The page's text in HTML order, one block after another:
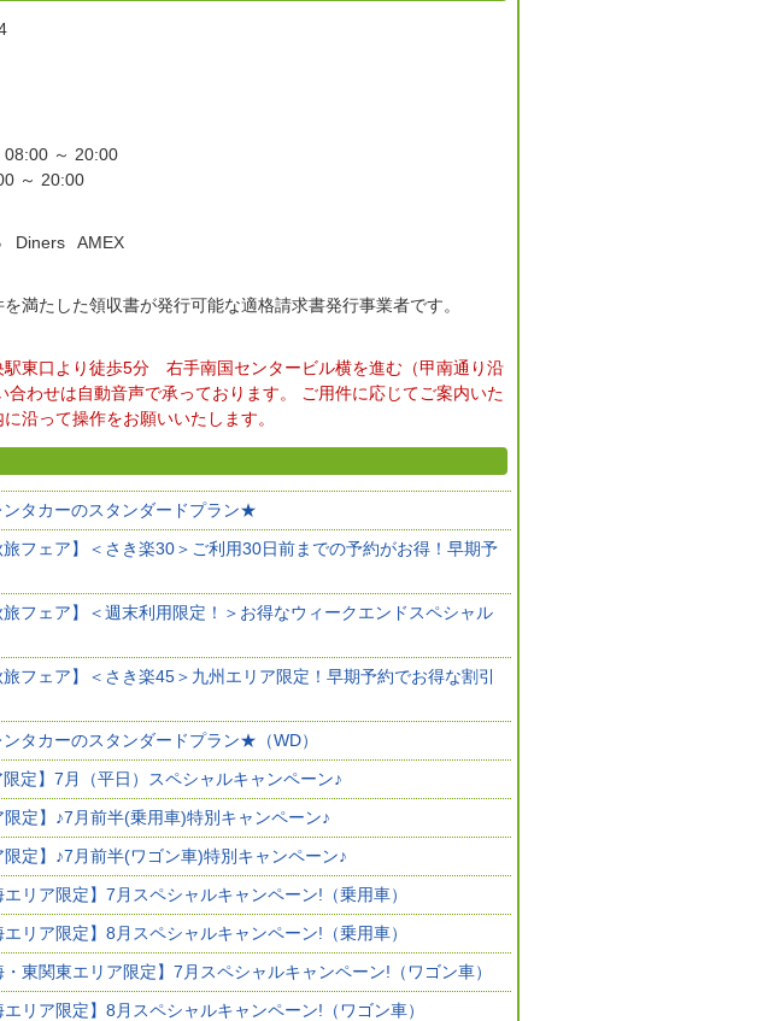
08:00 ～ 20:00
～ 20:00
Diners
AMEX
満たした領収書が発行可能な適格請求書発行事業者です。
駅東口より徒歩5分 右手南国センタービル横を進む（甲南通り沿
合わせは自動音声で承っております。 ご用件に応じてご案内いた
沿って操作をお願いいたします。
タカーのスタンダードプラン★
フェア】＜さき楽30＞ご利用30日前までの予約がお得！早期予
フェア】＜週末利用限定！＞お得なウィークエンドスペシャル
フェア】＜さき楽45＞九州エリア限定！早期予約でお得な割引
タカーのスタンダードプラン★（WD）
定】7月（平日）スペシャルキャンペーン♪
定】♪7月前半(乗用車)特別キャンペーン♪
定】♪7月前半(ワゴン車)特別キャンペーン♪
リア限定】7月スペシャルキャンペーン!（乗用車）
リア限定】8月スペシャルキャンペーン!（乗用車）
東関東エリア限定】7月スペシャルキャンペーン!（ワゴン車）
リア限定】8月スペシャルキャンペーン!（ワゴン車）